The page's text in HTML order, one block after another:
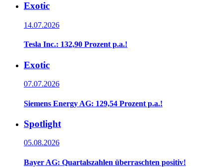
Exotic
14.07.2026
Tesla Inc.: 132,90 Prozent p.a.!
Exotic
07.07.2026
Siemens Energy AG: 129,54 Prozent p.a.!
Spotlight
05.08.2026
Bayer AG: Quartalszahlen überraschten positiv!